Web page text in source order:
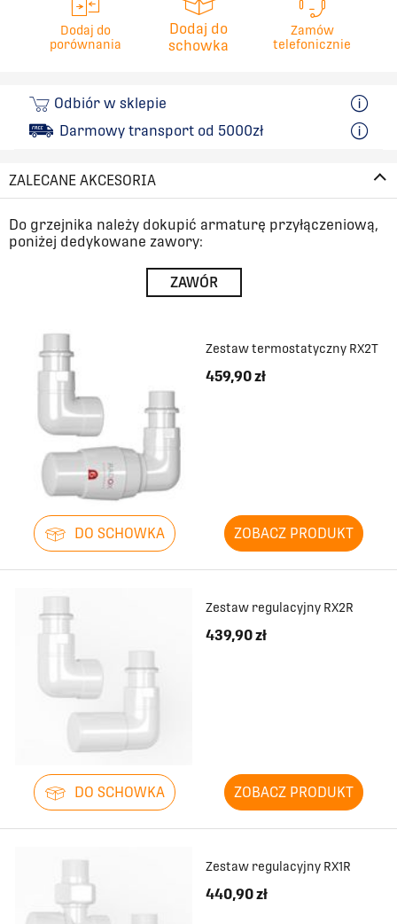
Dodaj do
porównania
Dodaj do
schowka
Zamów
telefonicznie
Odbiór w sklepie
Darmowy transport od 5000zł
ZALECANE AKCESORIA
Do grzejnika należy dokupić armaturę przyłączeniową,
poniżej dedykowane zawory:
ZAWÓR
Zestaw termostatyczny RX2T
459,90 zł
DO SCHOWKA ZOBACZ PRODUKT
Zestaw regulacyjny RX2R
439,90 zł
DO SCHOWKA ZOBACZ PRODUKT
Zestaw regulacyjny RX1R
440,90 zł